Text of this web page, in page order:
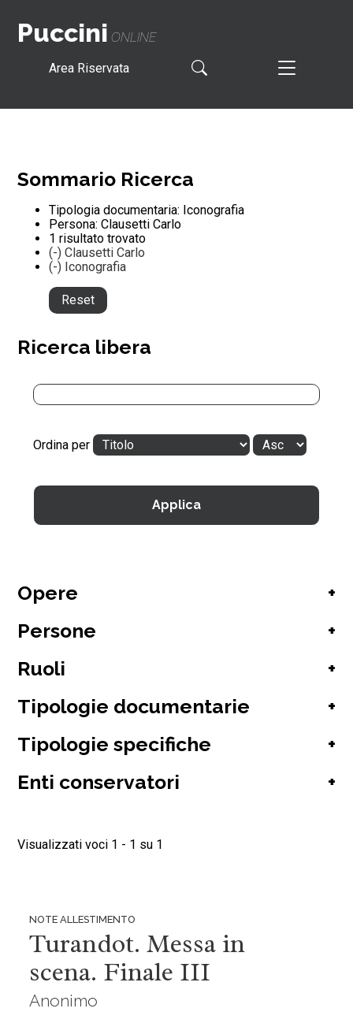
Puccini ONLINE
Area Riservata
Sommario Ricerca
Tipologia documentaria: Iconografia
Persona: Clausetti Carlo
1 risultato trovato
(-) Clausetti Carlo
(-) Iconografia
Reset
Ricerca libera
Ordina per
Opere +
Turandot (1)
Persone +
Clausetti Carlo
Ruoli +
autore
soggetto menzionato (1)
Tipologie documentarie +
Tipologie specifiche +
Note allestimento (1)
Enti conservatori +
Visualizzati voci 1 - 1 su 1
NOTE ALLESTIMENTO
Turandot. Messa in
scena. Finale III
Anonimo